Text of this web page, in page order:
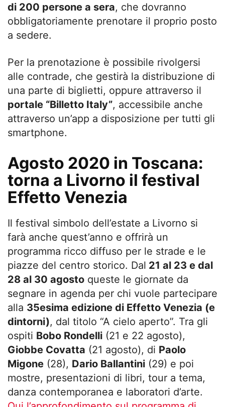
di 200 persone a sera, che dovranno
obbligatoriamente prenotare il proprio posto
a sedere.
Per la prenotazione è possibile rivolgersi
alle contrade, che gestirà la distribuzione di
una parte di biglietti, oppure attraverso il
portale “Billetto Italy”, accessibile anche
attraverso un’app a disposizione per tutti gli
smartphone.
Agosto 2020 in Toscana:
torna a Livorno il festival
Effetto Venezia
Il festival simbolo dell’estate a Livorno si
farà anche quest’anno e offrirà un
programma ricco diffuso per le strade e le
piazze del centro storico. Dal 21 al 23 e dal
28 al 30 agosto queste le giornate da
segnare in agenda per chi vuole partecipare
alla 35esima edizione di Effetto Venezia (e
dintorni), dal titolo “A cielo aperto”. Tra gli
ospiti Bobo Rondelli (21 e 22 agosto),
Giobbe Covatta (21 agosto), di Paolo
Migone (28), Dario Ballantini (29) e poi
mostre, presentazioni di libri, tour a tema,
danza contemporanea e laboratori d’arte.